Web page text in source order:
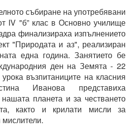
събиране на употребявани
IV "б” клас в Основно училище
финализираха изпълнението
"Природата и аз", реализиран
една година. Занятието бе
ден на Земята - 22
възпитаниците на класния
Иванова представиха
планета и за честването
както и крилати мисли за